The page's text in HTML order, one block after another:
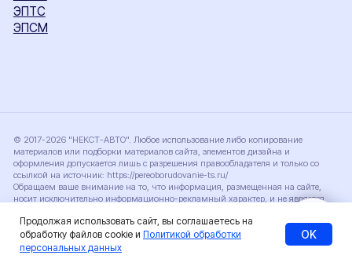
Продолжая использовать сайт, вы соглашаетесь на
обработку файлов cookie и Политикой обработки
персональных данных
OK